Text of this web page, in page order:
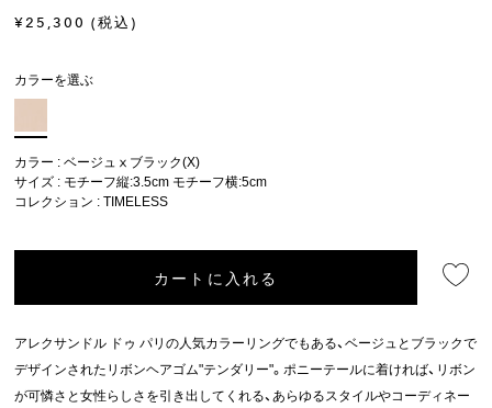
¥25,300 (税込)
カラーを選ぶ
カラー : ベージュⅹブラック(X)
サイズ : モチーフ縦:3.5cm モチーフ横:5cm
コレクション :TIMELESS
カートに入れる
アレクサンドル ドゥ パリの人気カラーリングでもある、ベージュとブラックで
デザインされたリボンヘアゴム"テンダリー"。ポニーテールに着ければ、リボン
が可憐さと女性らしさを引き出してくれる、あらゆるスタイルやコーディネー